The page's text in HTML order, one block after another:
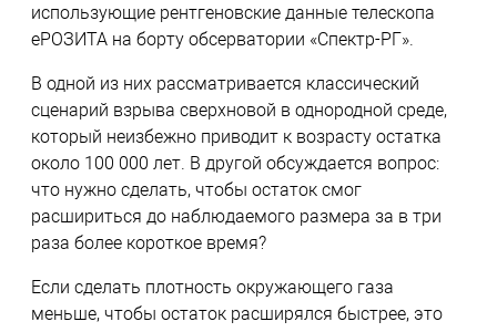
использующие рентгеновские данные телескопа
еРОЗИТА на борту обсерватории «Спектр-РГ».
В одной из них рассматривается классический
сценарий взрыва сверхновой в однородной среде,
который неизбежно приводит к возрасту остатка
около 100 000 лет. В другой обсуждается вопрос:
что нужно сделать, чтобы остаток смог
расшириться до наблюдаемого размера за в три
раза более короткое время?
Если сделать плотность окружающего газа
меньше, чтобы остаток расширялся быстрее, это